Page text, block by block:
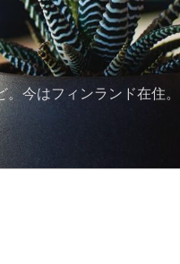
今はフィンランド在住